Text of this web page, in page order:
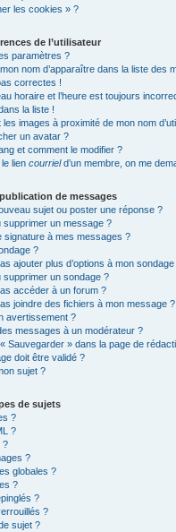
les cookies » ?
de l’utilisateur
paramètres ?
nom d’apparaître dans la liste des
correctes !
horaire et l’heure est toujours
la liste !
images à proximité de mon nom
un avatar ?
et comment le modifier ?
lien courrield’un membre, on me
de messages
sujet ou poster une réponse ?
supprimer un message ?
signature à mes messages ?
?
ajouter plus d’options à mon sondage
supprimer un sondage ?
accéder à un forum ?
joindre des fichiers à mon message ?
avertissement ?
messages à un modérateur ?
Sauvegarder » dans la page de
doit être validé ?
sujet ?
de sujets
?
?
?
?
globales ?
?
?
?
sujet ?